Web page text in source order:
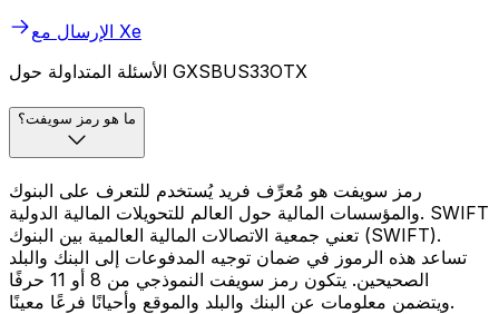
الإرسال مع Xe
الأسئلة المتداولة حول GXSBUS33OTX
ما هو رمز سويفت؟
رمز سويفت هو مُعرِّف فريد يُستخدم للتعرف على البنوك
والمؤسسات المالية حول العالم للتحويلات المالية الدولية. SWIFT
تعني جمعية الاتصالات المالية العالمية بين البنوك (SWIFT).
تساعد هذه الرموز في ضمان توجيه المدفوعات إلى البنك والبلد
الصحيحين. يتكون رمز سويفت النموذجي من 8 أو 11 حرفًا
ويتضمن معلومات عن البنك والبلد والموقع وأحيانًا فرعًا معينًا.